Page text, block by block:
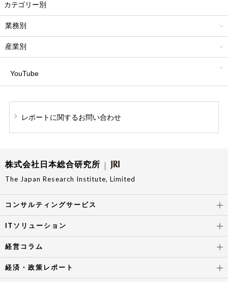
カテゴリー別
業務別
産業別
YouTube
レポートに関するお問い合わせ
株式会社日本総合研究所
The Japan Research Institute, Limited
コンサルティングサービス
ITソリューション
経営コラム
経済・政策レポート